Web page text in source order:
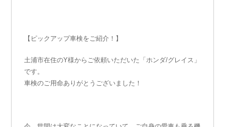
【ピックアップ車検をご紹介！】
土浦市在住のY様からご依頼いただいた「ホンダ/グレイス」
です。
車検のご用命ありがとうございました！